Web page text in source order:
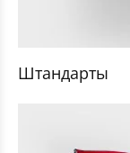
Штандарты